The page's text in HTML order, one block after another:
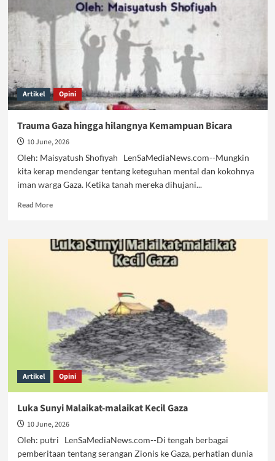
Artikel Opini
Trauma Gaza hingga hilangnya Kemampuan Bicara
10 June, 2026
Oleh: Maisyatush Shofiyah LenSaMediaNews.com--Mungkin
kita kerap mendengar tentang keteguhan mental dan kokohnya
iman warga Gaza. Ketika tanah mereka dihujani...
Read MoreRead
Trauma
Gaza
Artikel Opini
Luka Sunyi Malaikat-malaikat Kecil Gaza
10 June, 2026
Oleh: putri LenSaMediaNews.com--Di tengah berbagai
pemberitaan tentang serangan Zionis ke Gaza, perhatian dunia